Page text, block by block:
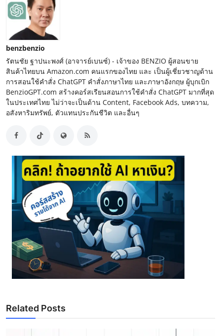
benzbenzio
รัตนชัย ฐาปนะพงศ์ (อาจารย์เบนซ์) - เจ้าของ BENZIO ผู้สอนขาย
สินค้าไทยบน Amazon.com คนแรกของไทย และ เป็นผู้เชี่ยวชาญด้าน
การสอนใช้คำสั่ง ChatGPT คำสั่งภาษาไทย และภาษาอังกฤษ ผู้บุกเบิก
BenzioGPT.com สร้างคอร์สเรียนสอนการใช้คำสั่ง ChatGPT มากที่สุด
ในประเทศไทย ไม่ว่าจะเป็นด้าน Content, Facebook Ads, บทความ,
อสังหาริมทรัพย์, ตัวแทนประกันชีวิต และอื่นๆ
Related Posts